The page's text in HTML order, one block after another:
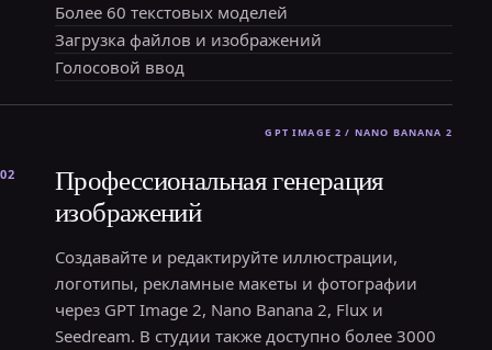
Более 60 текстовых моделей
Загрузка файлов и изображений
Голосовой ввод
02
Профессиональная генерация
изображений
Создавайте и редактируйте иллюстрации,
логотипы, рекламные макеты и фотографии
через GPT Image 2, Nano Banana 2, Flux и
Seedream. В студии также доступно более 3000